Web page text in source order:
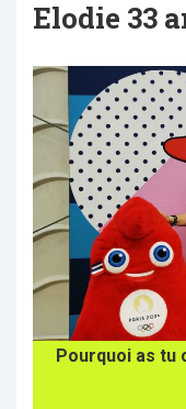
Elodie 33
Pourquoi as tu